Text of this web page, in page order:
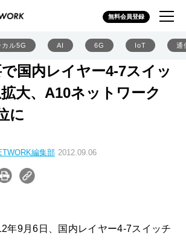
無料会員登録
カル5G AI 6G IoT 通
国内レイヤー4-7スイッ
大、A10ネットワーク
に
編集部 2012.09.06
年9月6日、国内レイヤー4-7スイッチ